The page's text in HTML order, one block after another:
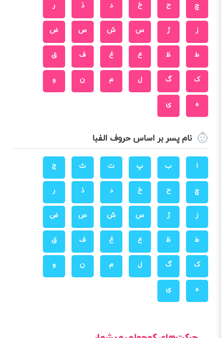
چ ح خ د ذ ر
ز ژ س ش ص ض
ط ظ ع غ ف ق
ک گ ل م ن و
ه ی
نام پسر بر اساس حروف الفبا
ا ب پ ت ث ج
چ ح خ د ذ ر
ز ژ س ش ص ض
ط ظ ع غ ف ق
ک گ ل م ن و
ه ی